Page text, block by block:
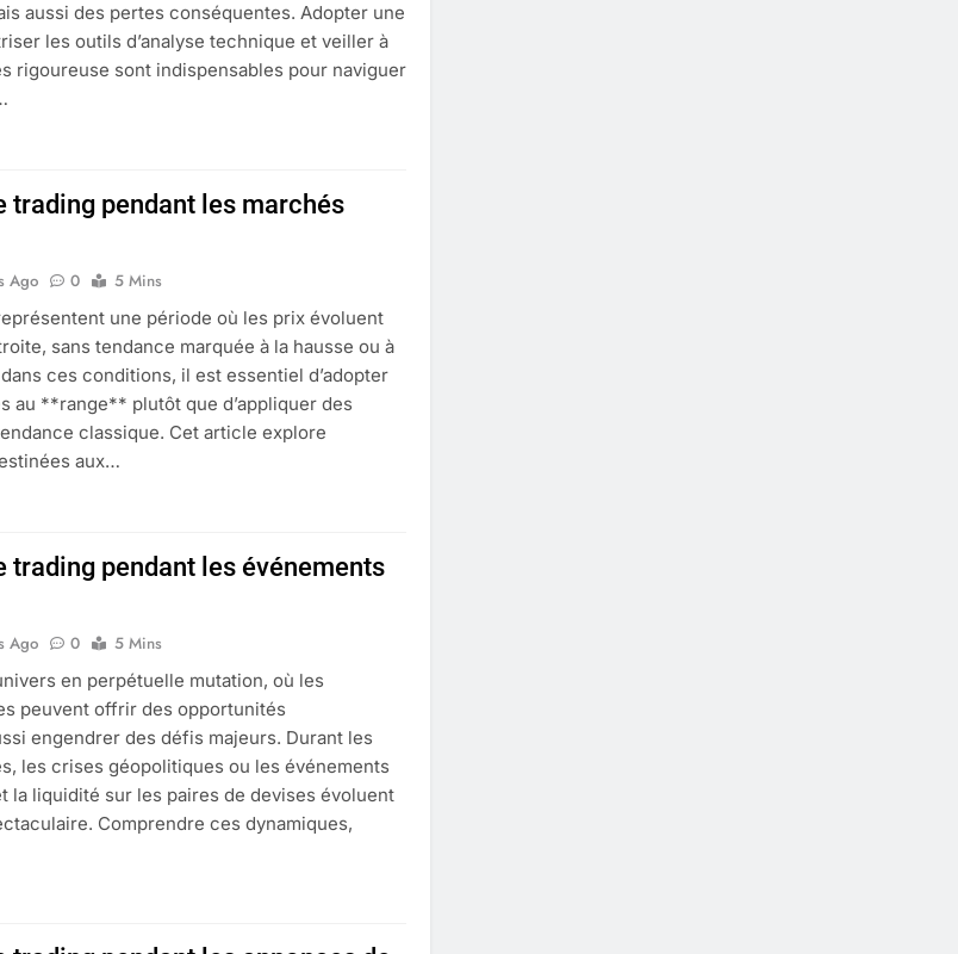
aussi des pertes conséquentes. Adopter une
les outils d’analyse technique et veiller à
rigoureuse sont indispensables pour naviguer
trading pendant les marchés
Ago 0
5 Mins
une période où les prix évoluent
sans tendance marquée à la hausse ou à
ces conditions, il est essentiel d’adopter
au **range** plutôt que d’appliquer des
classique. Cet article explore
aux…
trading pendant les événements
Ago 0
5 Mins
en perpétuelle mutation, où les
peuvent offrir des opportunités
engendrer des défis majeurs. Durant les
les crises géopolitiques ou les événements
la liquidité sur les paires de devises évoluent
Comprendre ces dynamiques,